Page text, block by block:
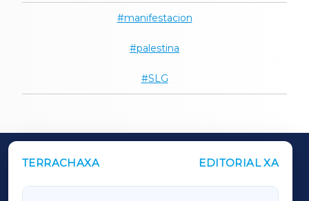
manifestacion
palestina
SLG
TERRACHAXA EDITORIAL XA
OUTROS PERIÓDICOS